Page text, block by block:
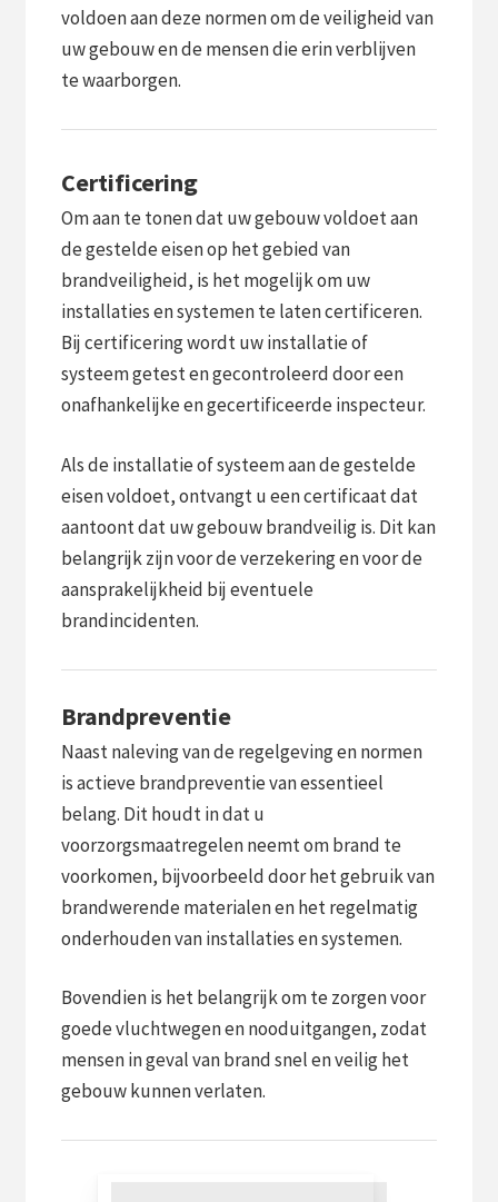
voldoen aan deze normen om de veiligheid van
uw gebouw en de mensen die erin verblijven
te waarborgen.
Certificering
Om aan te tonen dat uw gebouw voldoet aan
de gestelde eisen op het gebied van
brandveiligheid, is het mogelijk om uw
installaties en systemen te laten certificeren.
Bij certificering wordt uw installatie of
systeem getest en gecontroleerd door een
onafhankelijke en gecertificeerde inspecteur.
Als de installatie of systeem aan de gestelde
eisen voldoet, ontvangt u een certificaat dat
aantoont dat uw gebouw brandveilig is. Dit kan
belangrijk zijn voor de verzekering en voor de
aansprakelijkheid bij eventuele
brandincidenten.
Brandpreventie
Naast naleving van de regelgeving en normen
is actieve brandpreventie van essentieel
belang. Dit houdt in dat u
voorzorgsmaatregelen neemt om brand te
voorkomen, bijvoorbeeld door het gebruik van
brandwerende materialen en het regelmatig
onderhouden van installaties en systemen.
Bovendien is het belangrijk om te zorgen voor
goede vluchtwegen en nooduitgangen, zodat
mensen in geval van brand snel en veilig het
gebouw kunnen verlaten.